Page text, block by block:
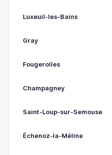
Luxeuil-les-Bains
Gray
Fougerolles
Champagney
Saint-Loup-sur-Semouse
Échenoz-la-Méline